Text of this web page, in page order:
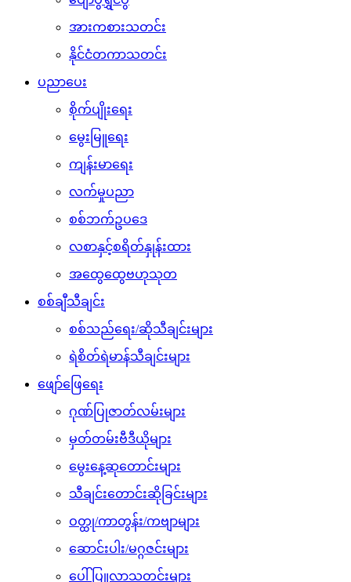
အားကစားသတင်း
နိုင်ငံတကာသတင်း
ပညာပေး
စိုက်ပျိုးရေး
မွေးမြူရေး
ကျန်းမာရေး
လက်မှုပညာ
စစ်ဘက်ဥပဒေ
လစာနှင့်စရိတ်နှုန်းထား
အထွေထွေဗဟုသုတ
စစ်ချီသီချင်း
စစ်သည်ရေး/ဆိုသီချင်းများ
ရဲစိတ်ရဲမာန်သီချင်းများ
ဖျော်ဖြေရေး
ဂုဏ်ပြုဇာတ်လမ်းများ
မှတ်တမ်းဗီဒီယိုများ
မွေးနေ့ဆုတောင်းများ
သီချင်းတောင်းဆိုခြင်းများ
ဝတ္ထု/ကာတွန်း/ကဗျာများ
ဆောင်းပါး/မဂ္ဂဇင်းများ
ပေါ်ပြူလာသတင်းများ